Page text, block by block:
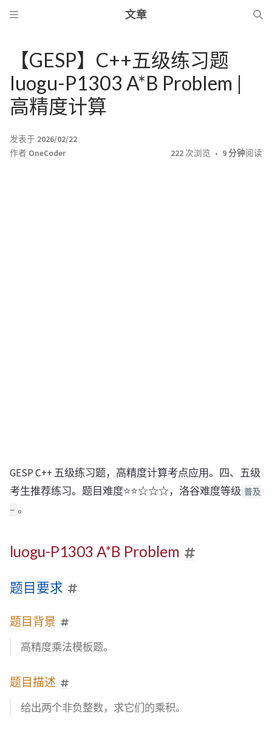
文章
【GESP】C++五级练习题
luogu-P1303 A*B Problem |
高精度计算
发表于 2026/02/22
作者 OneCoder 222次浏览 9 分钟阅读
GESP C++ 五级练习题，高精度计算考点应用。四、五级
考生推荐练习。题目难度⭐⭐☆☆☆，洛谷难度等级 普及
− 。
luogu-P1303 A*B Problem
题目要求
题目背景
高精度乘法模板题。
题目描述
给出两个非负整数，求它们的乘积。